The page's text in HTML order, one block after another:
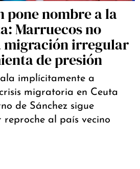
pone nombre a la
Marruecos no
migración irregular
de presión
implícitamente a
migratoria en Ceuta
de Sánchez sigue
al país vecino